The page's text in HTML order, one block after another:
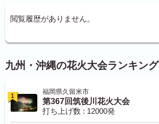
閲覧履歴がありません。
九州・沖縄の花火大会ランキング
1
福岡県久留米市
第367回筑後川花火大会
打ち上げ数 : 12000発